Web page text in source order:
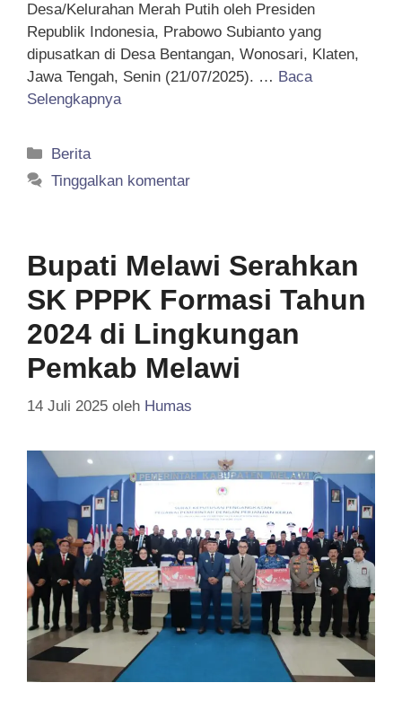
Desa/Kelurahan Merah Putih oleh Presiden
Republik Indonesia, Prabowo Subianto yang
dipusatkan di Desa Bentangan, Wonosari, Klaten,
Jawa Tengah, Senin (21/07/2025). … Baca
Selengkapnya
Kategori
Berita
Tinggalkan komentar
Bupati Melawi Serahkan
SK PPPK Formasi Tahun
2024 di Lingkungan
Pemkab Melawi
14 Juli 2025 oleh Humas